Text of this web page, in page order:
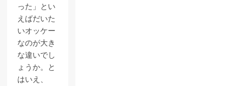
った」とい
えばだいた
いオッケー
なのが大き
な違いでし
ょうか。と
はいえ、